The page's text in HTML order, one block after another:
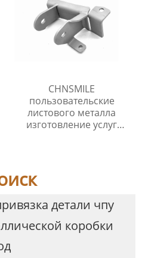
CHNSMILE
пользовательские
листового металла
изготовление услуг
детали чпу
коробки